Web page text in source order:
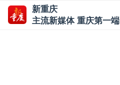
新重庆
主流新媒体 重庆第一端